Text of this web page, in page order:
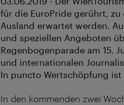
für die EuroPride gerührt, zu
Ausland erwartet werden.
und speziellen Angeboten
Regenbogenparade am 15.
und internationalen
In puncto Wertschöpfung
In den kommenden zwei